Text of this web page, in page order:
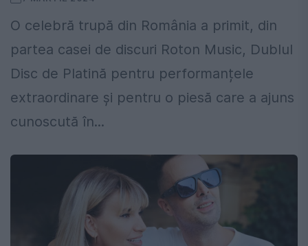
O celebră trupă din România a primit, din
partea casei de discuri Roton Music, Dublul
Disc de Platină pentru performanțele
extraordinare și pentru o piesă care a ajuns
cunoscută în...